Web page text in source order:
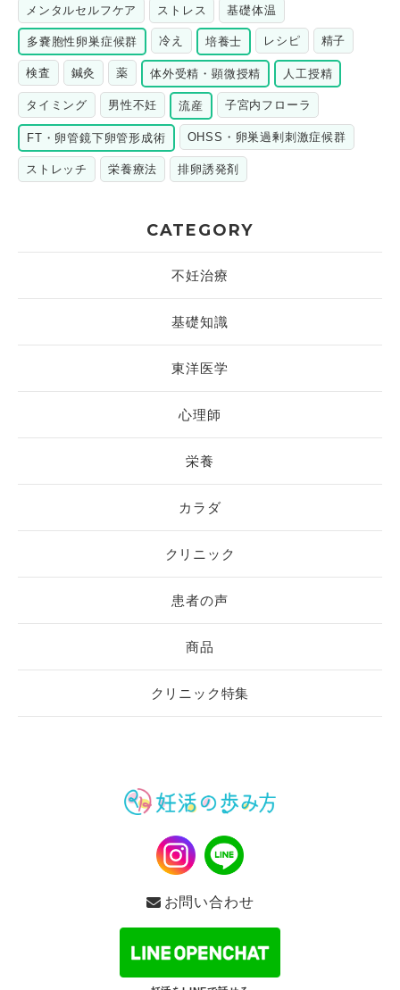
メンタルセルフケア ストレス 基礎体温
多嚢胞性卵巣症候群 冷え 培養士 レシピ 精子
検査 鍼灸 薬 体外受精・顕微授精 人工授精
タイミング 男性不妊 流産 子宮内フローラ
FT・卵管鏡下卵管形成術 OHSS・卵巣過剰刺激症候群
ストレッチ 栄養療法 排卵誘発剤
CATEGORY
不妊治療
基礎知識
東洋医学
心理師
栄養
カラダ
クリニック
患者の声
商品
クリニック特集
お問い合わせ